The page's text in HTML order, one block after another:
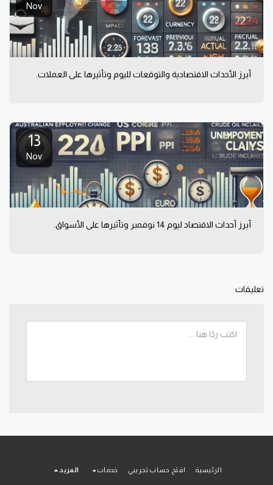
Nov
أبرز الأحداث الاقتصادية والتوقعات لليوم وتأثيرها على العملات.
13
Nov
أبرز أحداث الاقتصاد ليوم 14 نوفمبر وتأثيرها على الأسواق.
تعليقات
الرئيسية افتح حساب تجريبي خدمات المزيد